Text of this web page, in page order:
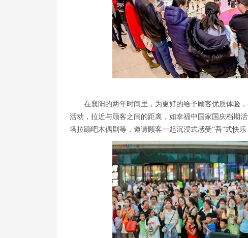
在襄阳的两年时间里，为更好的给予顾客优质体验
活动，拉近与顾客之间的距离，如幸福中国家国庆档期
塔拉蹦吧木偶剧等，邀请顾客一起沉浸式感受“吾”式快乐